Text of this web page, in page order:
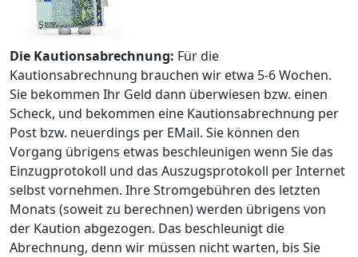
Die Kautionsabrechnung: Für die
Kautionsabrechnung brauchen wir etwa 5-6 Wochen.
Sie bekommen Ihr Geld dann überwiesen bzw. einen
Scheck, und bekommen eine Kautionsabrechnung per
Post bzw. neuerdings per EMail. Sie können den
Vorgang übrigens etwas beschleunigen wenn Sie das
Einzugprotokoll und das Auszugsprotokoll per Internet
selbst vornehmen. Ihre Stromgebühren des letzten
Monats (soweit zu berechnen) werden übrigens von
der Kaution abgezogen. Das beschleunigt die
Abrechnung, denn wir müssen nicht warten, bis Sie